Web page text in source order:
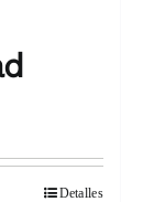
Detalles